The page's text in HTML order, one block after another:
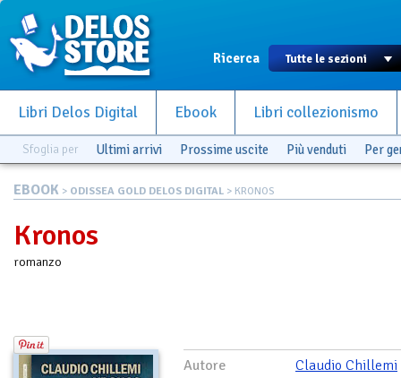
Ricerca
Libri Delos Digital Ebook Libri collezionismo
Sfoglia per Ultimi arrivi Prossime uscite Più venduti Per
EBOOK > ODISSEA GOLD DELOS DIGITAL > KRONOS
Kronos
romanzo
Autore
Claudio Chillemi